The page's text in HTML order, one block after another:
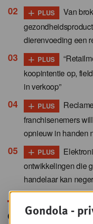
+ PLUS
Van
dierenvoeding een
+ PLUS
koopintentie op,
in verkoop”
+ PLUS
franchisenemers
opnieuw in handen
+ PLUS
ontwikkelingen die
handelaar kan
Gondola
Gondola -